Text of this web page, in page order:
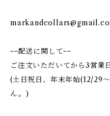
ｰｰ配送に関してｰｰ
ご注文いただいてから3営業
(土日祝日、年末年始(12/29
ん。)